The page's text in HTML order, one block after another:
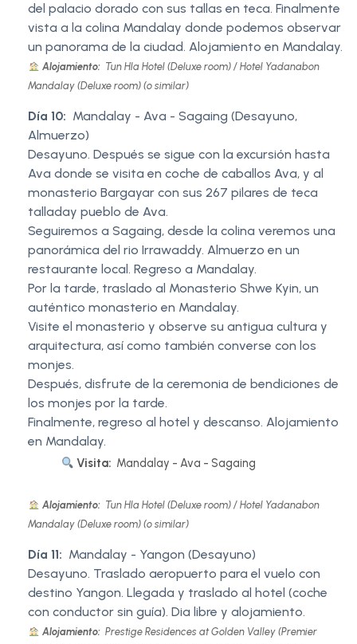
del palacio dorado con sus tallas en teca. Finalmente
vista a la colina Mandalay donde podemos observar
un panorama de la ciudad. Alojamiento en Mandalay.
Alojamiento: Tun Hla Hotel (Deluxe room) / Hotel Yadanabon
Mandalay (Deluxe room) (o similar)
Día 10: Mandalay - Ava - Sagaing (Desayuno,
Almuerzo)
Desayuno. Después se sigue con la excursión hasta
Ava donde se visita en coche de caballos Ava, y al
monasterio Bargayar con sus 267 pilares de teca
talladay pueblo de Ava.
Seguiremos a Sagaing, desde la colina veremos una
panorámica del rio Irrawaddy. Almuerzo en un
restaurante local. Regreso a Mandalay.
Por la tarde, traslado al Monasterio Shwe Kyin, un
auténtico monasterio en Mandalay.
Visite el monasterio y observe su antigua cultura y
arquitectura, así como también converse con los
monjes.
Después, disfrute de la ceremonia de bendiciones de
los monjes por la tarde.
Finalmente, regreso al hotel y descanso. Alojamiento
en Mandalay.
Visita: Mandalay - Ava - Sagaing
Alojamiento: Tun Hla Hotel (Deluxe room) / Hotel Yadanabon
Mandalay (Deluxe room) (o similar)
Día 11: Mandalay - Yangon (Desayuno)
Desayuno. Traslado aeropuerto para el vuelo con
destino Yangon. Llegada y traslado al hotel (coche
con conductor sin guía). Dia libre y alojamiento.
Alojamiento: Prestige Residences at Golden Valley (Premier